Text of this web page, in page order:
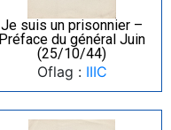
Je suis un prisonnier –
Préface du général Juin
(25/10/44)
Oflag : IIIC